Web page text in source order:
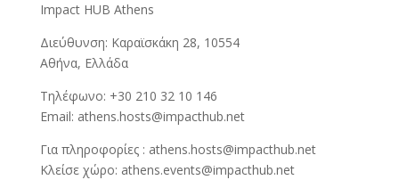
Impact HUB Athens
Διεύθυνση: Καραϊσκάκη 28, 10554
Αθήνα, Ελλάδα
Τηλέφωνο: +30 210 32 10 146
Email: athens.hosts@impacthub.net
Για πληροφορίες : athens.hosts@impacthub.net
Κλείσε χώρο: athens.events@impacthub.net